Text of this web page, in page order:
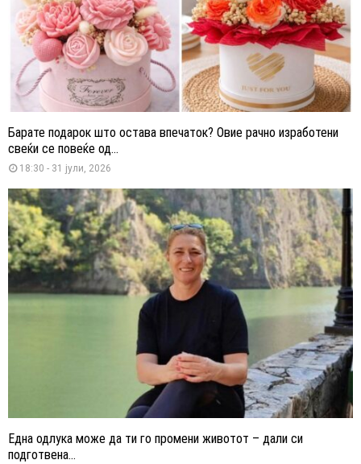
Барате подарок што остава впечаток? Овие рачно изработени
свеќи се повеќе од...
18:30 - 31 јули, 2026
Една одлука може да ти го промени животот – дали си
подготвена...